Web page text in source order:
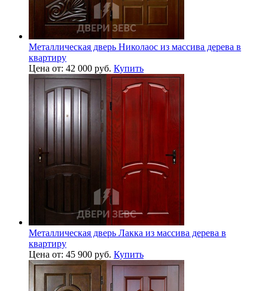
Металлическая дверь Николаос из массива дерева в
квартиру
Цена от: 42 000 руб. Купить
Металлическая дверь Лакка из массива дерева в
квартиру
Цена от: 45 900 руб. Купить